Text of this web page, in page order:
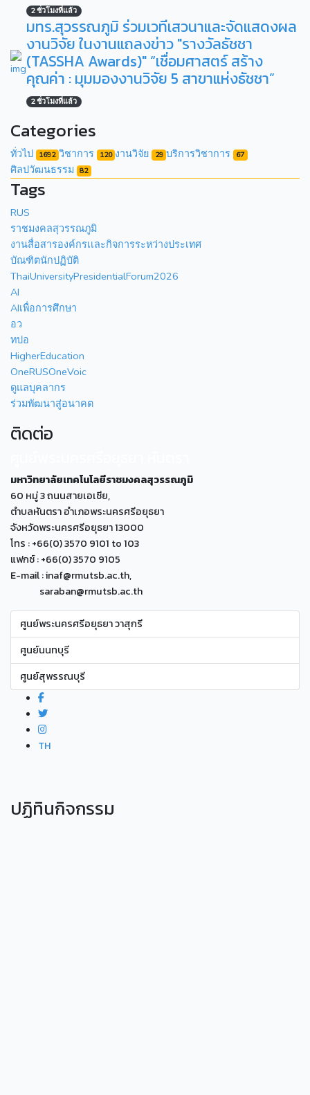
2 ชั่วโมงที่แล้ว
มทร.สุวรรณภูมิ ร่วมเวทีเสวนาและจัดแสดงผล
งานวิจัย ในงานแถลงข่าว "รางวัลธัชชา
(TASSHA Awards)" “เชื่อมศาสตร์ สร้าง
คุณค่า : มุมมองงานวิจัย 5 สาขาแห่งธัชชา”
2 ชั่วโมงที่แล้ว
Categories
ทั่วไป 1692 วิชาการ 120 งานวิจัย 29 บริการวิชาการ 67
ศิลปวัฒนธรรม 82
Tags
RUS
ราชมงคลสุวรรณภูมิ
งานสื่อสารองค์กรเเละกิจการระหว่างประเทศ
บัณฑิตนักปฏิบัติ
ThaiUniversityPresidentialForum2026
AI
AIเพื่อการศึกษา
อว
ทปอ
HigherEducation
OneRUSOneVoic
ดูแลบุคลากร
ร่วมพัฒนาสู่อนาคต
ติดต่อ
มหาวิทยาลัยเทคโนโลยีราชมงคลสุวรรณภูมิ
60 หมู่ 3 ถนนสายเอเซีย,
ตำบลหันตรา อำเภอพระนครศรีอยุธยา
จังหวัดพระนครศรีอยุธยา 13000
โทร : +66(0) 3570 9101 to 103
แฟกซ์ : +66(0) 3570 9105
E-mail : inaf@rmutsb.ac.th,
saraban@rmutsb.ac.th
ศูนย์พระนครศรีอยุธยา วาสุกรี
ศูนย์นนทบุรี
ศูนย์สุพรรณบุรี
TH
ปฏิทินกิจกรรม